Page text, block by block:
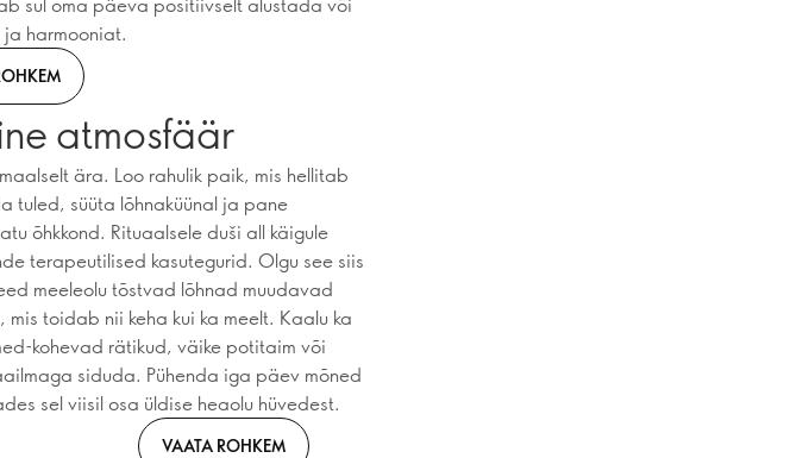
harmooniat.
atmosfäär
ära. Loo rahulik paik, mis hellitab
tuled, süüta lõhnaküünal ja pane
õhkkond. Rituaalsele duši all käigule
terapeutilised kasutegurid. Olgu see siis
meeleolu tõstvad lõhnad muudavad
toidab nii keha kui ka meelt. Kaalu ka
kohevad rätikud, väike potitaim või
siduda. Pühenda iga päev mõned
sel viisil osa üldise heaolu hüvedest.
VAATA ROHKEM